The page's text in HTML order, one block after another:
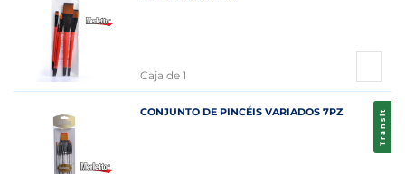
Caja de 1
Transit
CONJUNTO DE PINCÉIS VARIADOS 7PZ